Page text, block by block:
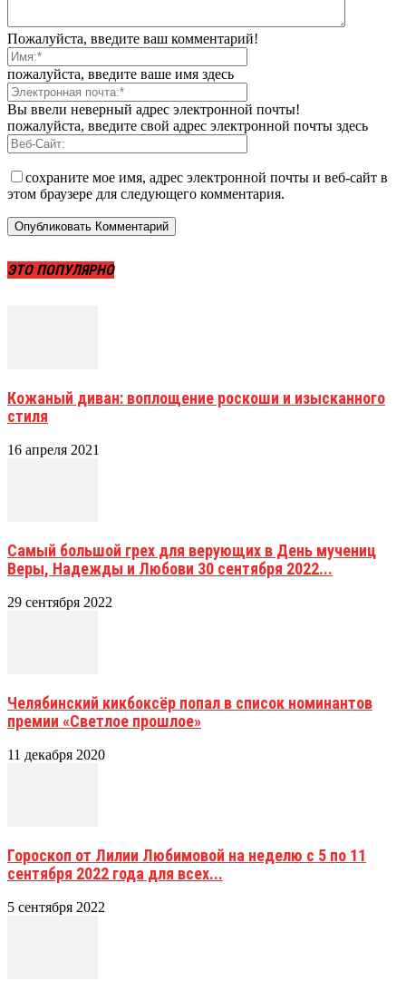
Пожалуйста, введите ваш комментарий!
пожалуйста, введите ваше имя здесь
Вы ввели неверный адрес электронной почты!
пожалуйста, введите свой адрес электронной почты здесь
сохраните мое имя, адрес электронной почты и веб-сайт в
этом браузере для следующего комментария.
ЭТО ПОПУЛЯРНО
Кожаный диван: воплощение роскоши и изысканного
стиля
16 апреля 2021
Самый большой грех для верующих в День мучениц
Веры, Надежды и Любови 30 сентября 2022...
29 сентября 2022
Челябинский кикбоксёр попал в список номинантов
премии «Светлое прошлое»
11 декабря 2020
Гороскоп от Лилии Любимовой на неделю с 5 по 11
сентября 2022 года для всех...
5 сентября 2022